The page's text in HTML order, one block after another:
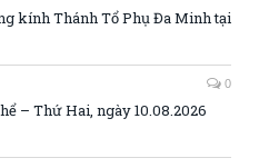
kính Thánh Tổ Phụ Đa Minh tại
0
– Thứ Hai, ngày 10.08.2026